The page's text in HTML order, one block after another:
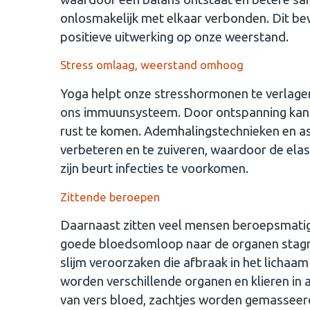
onlosmakelijk met elkaar verbonden. Dit
positieve uitwerking op onze weerstand.
Stress omlaag, weerstand omhoog
Yoga helpt onze stresshormonen te
ons immuunsysteem. Door ontspanning
rust te komen. Ademhalingstechnieken en
verbeteren en te zuiveren, waardoor de
zijn beurt infecties te voorkomen.
Zittende beroepen
Daarnaast zitten veel mensen
goede bloedsomloop naar de organen
slijm veroorzaken die afbraak in het
worden verschillende organen en klieren
van vers bloed, zachtjes worden